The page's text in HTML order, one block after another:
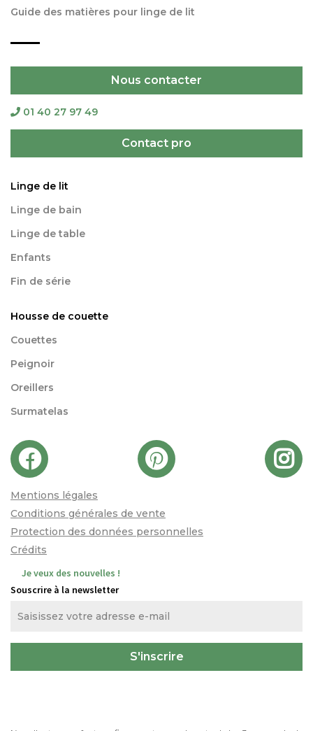
Guide des matières pour linge de lit
Nous contacter
01 40 27 97 49
Contact pro
Linge de lit
Linge de bain
Linge de table
Enfants
Fin de série
Housse de couette
Couettes
Peignoir
Oreillers
Surmatelas
Mentions légales
Conditions générales de vente
Protection des données personnelles
Crédits
Je veux des nouvelles !
Souscrire à la newsletter